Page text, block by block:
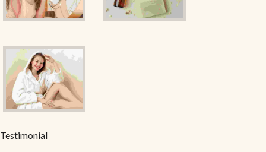
Testimonial